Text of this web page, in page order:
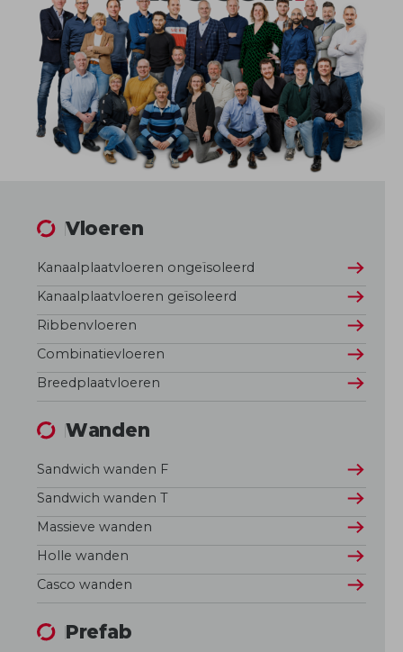
Vloeren
Kanaalplaatvloeren ongeïsoleerd
Kanaalplaatvloeren geïsoleerd
Ribbenvloeren
Combinatievloeren
Breedplaatvloeren
Wanden
Sandwich wanden F
Sandwich wanden T
Massieve wanden
Holle wanden
Casco wanden
Prefab